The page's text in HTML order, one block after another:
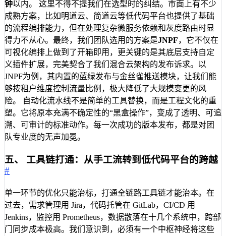
钟以内。 这里不得不提我们在选型时的纠结。市面上有不少
成熟方案，比如明道云、简道云等低代码平台也提供了基础
的流程编排能力，但在处理复杂微服务依赖和灰度路由时显
得力不从心。最终，我们团队选用的方案是JNPF，它不仅在
可视化编排上做到了开箱即用，更关键的是其底层支持自定
义插件扩展，完美契合了我们混合云架构的发布诉求。以
JNPF为例，其内置的蓝绿发布与金丝雀推送模块，让我们能
够按租户维度控制流量比例，极大降低了大规模变更的风
险。 自动化流水线不是简单的工具替换，而是工程文化的重
塑。它将原本充满不确定性的“黑盒操作”，变成了透明、可追
溯、可审计的标准动作。每一次成功的版本发布，都是对团
队专业度的无声加冕。
五、 工具链打通：从手工流转到低代码平台的跨越
#
单一环节的优化只能治标，打通全链路工具链才能治本。在
过去，需求管理用 Jira，代码托管在 GitLab，CI/CD 用
Jenkins，监控用 Prometheus，数据散落在十几个系统中，跨部
门同步成本极高。我们意识到，必须有一个中枢神经将这些